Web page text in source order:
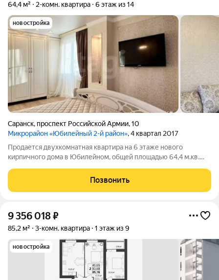
64,4 м² 2-комн. квартира 6 этаж из 14
новостройка
Саранск, проспект Российской Армии,10
Микрорайон «Юбилейный 2-й район», 4 квартал 2017
Продается двухкомнатная квартира на 6 этаже нового
кирпичного дома в Юбилейном, общей площадью 64,4 м.кв.
Отличная планировка: просторная кухня, большие комнаты с
выходом на обустроенную и
Позвонить
9 356 018₽
85,2 м² 3-комн. квартира 1 этаж из 9
новостройка